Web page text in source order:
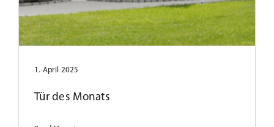
1. April 2025
Tür des Monats
Tür des Monats April 2024